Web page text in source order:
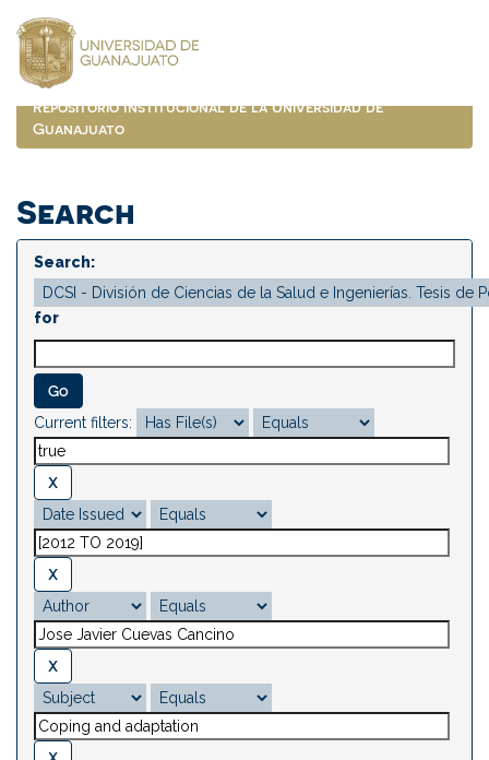
navigation
Repositorio Institucional de la Universidad de
Guanajuato
Search
Search:
for
Current filters: